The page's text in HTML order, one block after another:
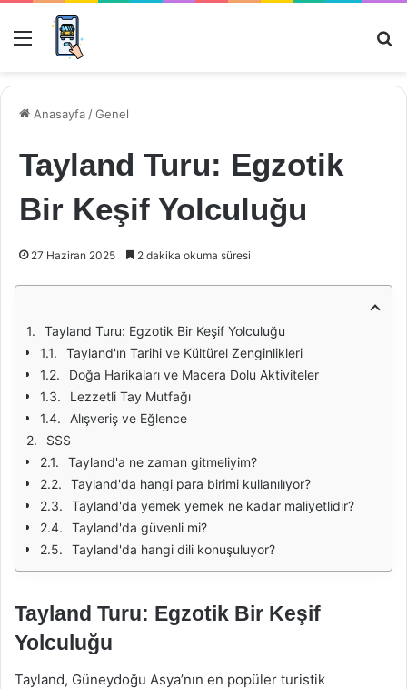
Menü
Anasayfa /Genel
Tayland Turu: Egzotik
Bir Keşif Yolculuğu
27 Haziran 2025 2 dakika okuma süresi
Tayland Turu: Egzotik Bir Keşif Yolculuğu
Tayland'ın Tarihi ve Kültürel Zenginlikleri
Doğa Harikaları ve Macera Dolu Aktiviteler
Lezzetli Tay Mutfağı
Alışveriş ve Eğlence
SSS
Tayland'a ne zaman gitmeliyim?
Tayland'da hangi para birimi kullanılıyor?
Tayland'da yemek yemek ne kadar maliyetlidir?
Tayland'da güvenli mi?
Tayland'da hangi dili konuşuluyor?
Tayland Turu: Egzotik Bir Keşif
Yolculuğu
Tayland, Güneydoğu Asya’nın en popüler turistik